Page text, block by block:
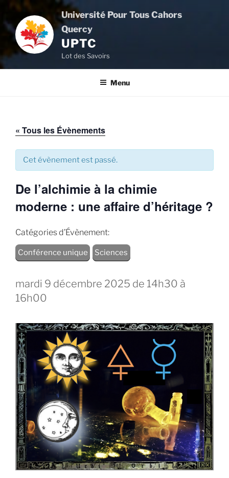
contenu
principal
Université Pour Tous Cahors
Quercy
UPTC
Lot des Savoirs
Menu
« Tous les Évènements
Cet évènement est passé.
De l’alchimie à la chimie
moderne : une affaire d’héritage ?
Catégories d’Évènement:
Conférence unique Sciences
mardi 9 décembre 2025 de 14h30 à
16h00